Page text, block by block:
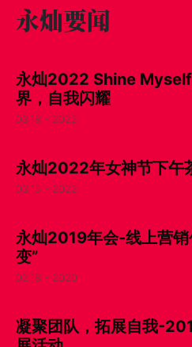
永灿要闻
永灿2022 Shine
界，自我闪耀
03.18 - 2022
永灿2022年女神节下午
03.15 - 2022
永灿2019年会-线上营
变”
02.18 - 2020
凝聚团队，拓展自我-